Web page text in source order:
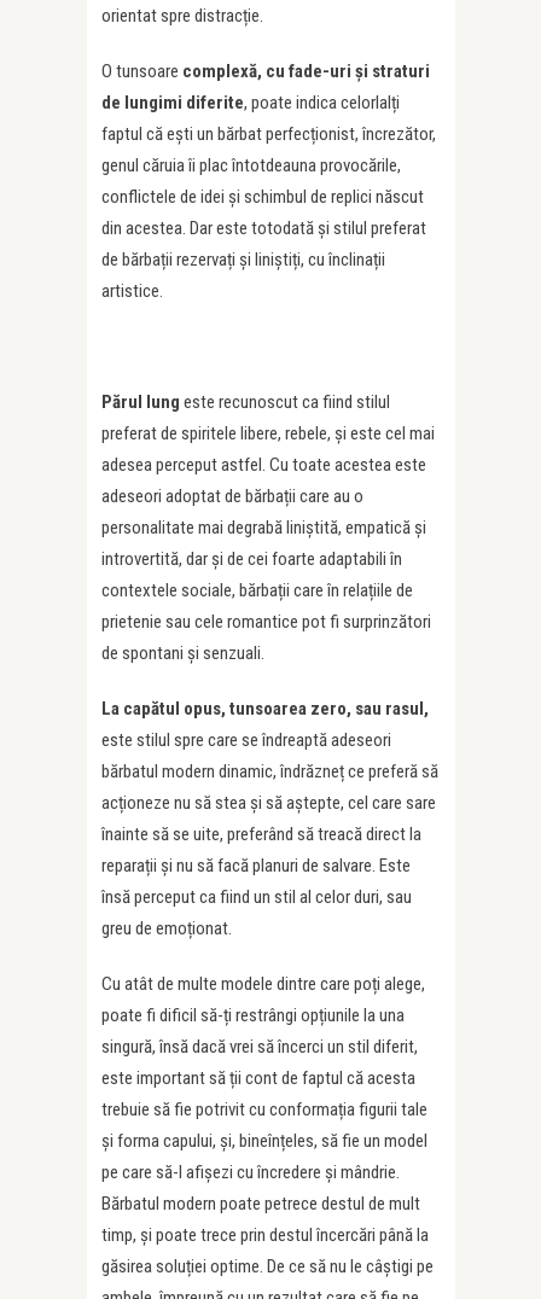
orientat spre distracție.
O tunsoare complexă, cu fade-uri și straturi
de lungimi diferite, poate indica celorlalți
faptul că ești un bărbat perfecționist, încrezător,
genul căruia îi plac întotdeauna provocările,
conflictele de idei și schimbul de replici născut
din acestea. Dar este totodată și stilul preferat
de bărbații rezervați și liniștiți, cu înclinații
artistice.
Părul lung este recunoscut ca fiind stilul
preferat de spiritele libere, rebele, și este cel mai
adesea perceput astfel. Cu toate acestea este
adeseori adoptat de bărbații care au o
personalitate mai degrabă liniștită, empatică și
introvertită, dar și de cei foarte adaptabili în
contextele sociale, bărbații care în relațiile de
prietenie sau cele romantice pot fi surprinzători
de spontani și senzuali.
La capătul opus, tunsoarea zero, sau rasul,
este stilul spre care se îndreaptă adeseori
bărbatul modern dinamic, îndrăzneț ce preferă să
acționeze nu să stea și să aștepte, cel care sare
înainte să se uite, preferând să treacă direct la
reparații și nu să facă planuri de salvare. Este
însă perceput ca fiind un stil al celor duri, sau
greu de emoționat.
Cu atât de multe modele dintre care poți alege,
poate fi dificil să-ți restrângi opțiunile la una
singură, însă dacă vrei să încerci un stil diferit,
este important să ții cont de faptul că acesta
trebuie să fie potrivit cu conformația figurii tale
și forma capului, și, bineînțeles, să fie un model
pe care să-l afișezi cu încredere și mândrie.
Bărbatul modern poate petrece destul de mult
timp, și poate trece prin destul încercări până la
găsirea soluției optime. De ce să nu le câștigi pe